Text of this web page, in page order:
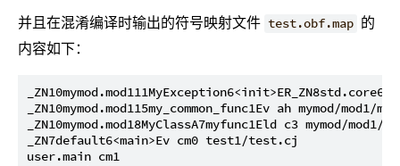
并且在混淆编译时输出的符号映射文件 test.obf.map 的
内容如下：
_ZN10mymod.mod115my_common_func1Ev ah mymod/mod1/
_ZN10mymod.mod18MyClassA7myfunc1Eld c3 mymod/mod1/
_ZN7default6<main>Ev cm0 test1/test.cj
user.main cm1